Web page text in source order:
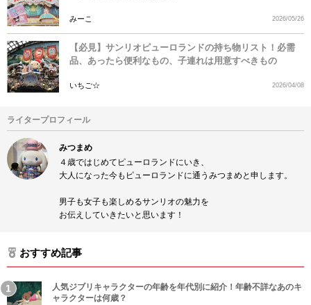
みーこ 2026/05/26
【必見】サンリオピューロランドの持ち物リスト！必需
品、あったら便利なもの、子連れは用意すべきもの
いちご☆ 2026/04/08
ライタープロフィール
みつまめ
４歳ではじめてピューロランドにいき、
大人になった今もピューロランドに通うみつまめと申します。
男子も女子も楽しめるサンリオの魅力を
お伝えしていきたいと思います！
おすすめ記事
人気ジブリキャラクターの年齢を年代別に紹介！年齢不詳なあのキ
ャラクターは何歳？